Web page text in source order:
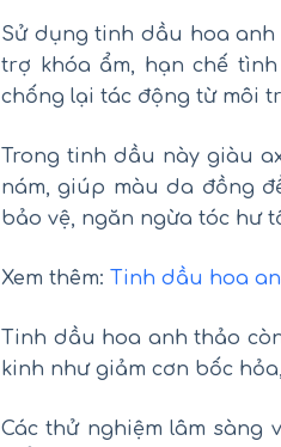
Sử dụng tinh dầu hoa
trợ khóa ẩm, hạn chế
chống lại tác động từ môi
Trong tinh dầu này giàu
nám, giúp màu da đồng
bảo vệ, ngăn ngừa tóc hư
Xem thêm: Tinh dầu hoa
Tinh dầu hoa anh thảo
kinh như giảm cơn bốc
Các thử nghiệm lâm sàng